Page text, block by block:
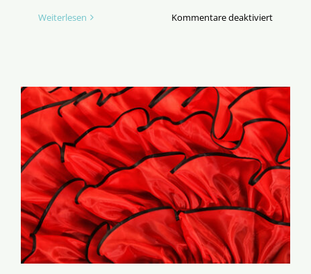
Weiterlesen Kommentare deaktiviertfür